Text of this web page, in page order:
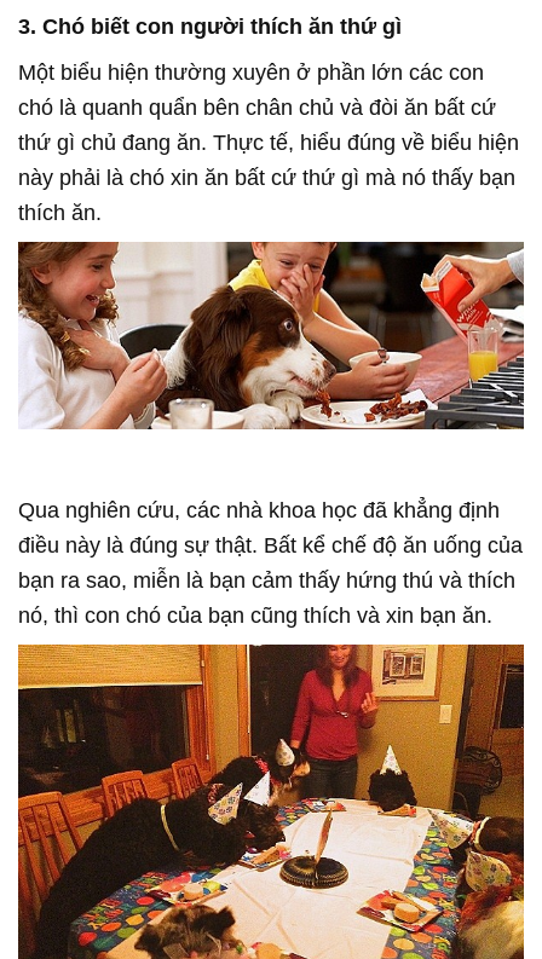
3. Chó biết con người thích ăn thứ gì
Một biểu hiện thường xuyên ở phần lớn các con
chó là quanh quẩn bên chân chủ và đòi ăn bất cứ
thứ gì chủ đang ăn. Thực tế, hiểu đúng về biểu hiện
này phải là chó xin ăn bất cứ thứ gì mà nó thấy bạn
thích ăn.
Qua nghiên cứu, các nhà khoa học đã khẳng định
điều này là đúng sự thật. Bất kể chế độ ăn uống của
bạn ra sao, miễn là bạn cảm thấy hứng thú và thích
nó, thì con chó của bạn cũng thích và xin bạn ăn.